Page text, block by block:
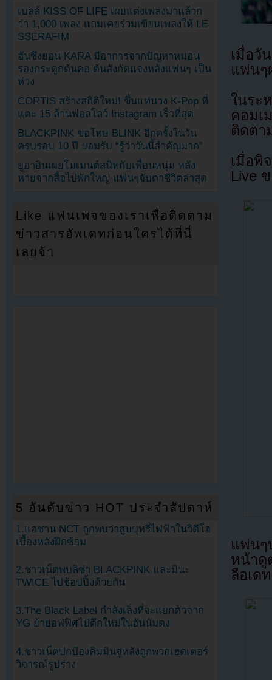
เมื่อวั
แฟนๆ
ในระ
คอมเ
ติดตา
เมื่อ
Live
แฟนๆ
หน้าดู
ลือเด
เบลล์ KISS OF LIFE เผยแต่งเพลงมาแล้วก
ว่า 1,000 เพลง แถมเคยร่วมเขียนเพลงให้ LE
SSERAFIM
ฮันซึงยอน KARA มีอาการจากปัญหาหมอน
รองกระดูกต้นคอ ต้นสังกัดแจงหลังแฟนๆ เป็น
ห่วง
CORTIS สร้างสถิติใหม่! ขึ้นแท่นวง K-Pop ที่
แตะ 15 ล้านฟอลโลว์ Instagram เร็วที่สุด
BLACKPINK ขอโทษ BLINK อีกครั้งในวัน
ครบรอบ 10 ปี ยอมรับ “รู้ว่าวันนี้สำคัญมาก”
ยูอาอินเผยโมเมนต์สนิทกับเพื่อนหนุ่ม หลัง
หายจากสื่อไปพักใหญ่ แฟนๆจับตาชีวิตล่าสุด
Like แฟนเพจของเราเพื่อติดตาม
ข่าวสารอัพเดทก่อนใครได้ที่นี่
เลยจ้า
5 อันดับข่าว HOT ประจำสัปดาห์
1.แฮชาน NCT ถูกพบว่าสูบบุหรี่ไฟฟ้าในวิดีโอ
เบื้องหลังฝึกซ้อม
2.ชาวเน็ตพบลิซ่า BLACKPINK และมินะ
TWICE ไปช้อปปิ้งด้วยกัน
3.The Black Label กำลังเล็งที่จะแยกตัวจาก
YG ย้ายอฟฟิศไปตึกใหม่ในฮันนัมดง
4.ชาวเน็ตปกป้องคิมมินจูหลังถูกพวกเฮดเตอร์
วิจารณ์รูปร่าง